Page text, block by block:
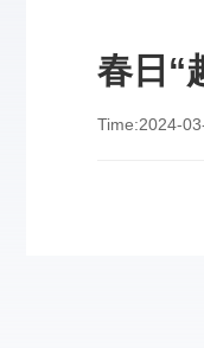
春日“
Time:2024-